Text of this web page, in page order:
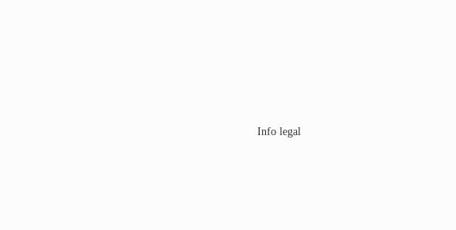
Info legal